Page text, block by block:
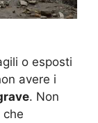
o esposti
avere i
. Non
che